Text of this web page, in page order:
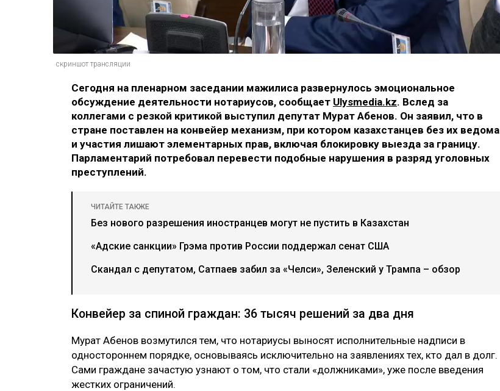
скриншот трансляции
Сегодня на пленарном заседании мажилиса развернулось эмоциональное
обсуждение деятельности нотариусов, сообщает Ulysmedia.kz. Вслед за
коллегами с резкой критикой выступил депутат Мурат Абенов. Он заявил, что в
стране поставлен на конвейер механизм, при котором казахстанцев без их ведома
и участия лишают элементарных прав, включая блокировку выезда за границу.
Парламентарий потребовал перевести подобные нарушения в разряд уголовных
преступлений.
ЧИТАЙТЕ ТАКЖЕ
Без нового разрешения иностранцев могут не пустить в Казахстан
«Адские санкции» Грэма против России поддержал сенат США
Скандал с депутатом, Сатпаев забил за «Челси», Зеленский у Трампа – обзор
Конвейер за спиной граждан: 36 тысяч решений за два дня
Мурат Абенов возмутился тем, что нотариусы выносят исполнительные надписи в
одностороннем порядке, основываясь исключительно на заявлениях тех, кто дал в долг.
Сами граждане зачастую узнают о том, что стали «должниками», уже после введения
жестких ограничений.